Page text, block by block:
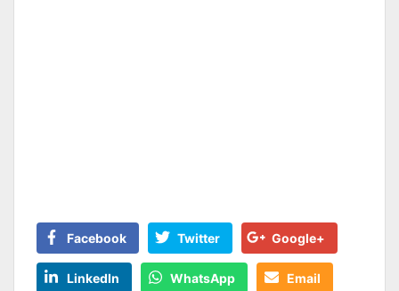
Facebook Twitter Google+
LinkedIn WhatsApp Email